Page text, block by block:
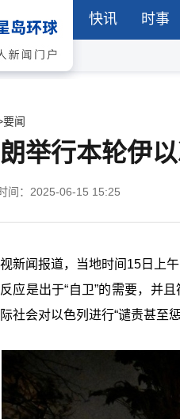
快讯 时事
要闻
举行本轮伊
间：2025-06-15 15:25
新闻报道，当地时间15日上
应是出于“自卫”的需要，并
社会对以色列进行“谴责甚至